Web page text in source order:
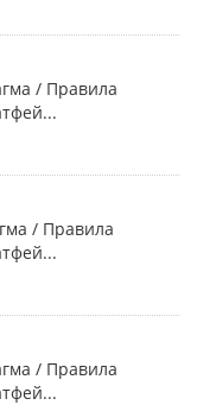
/ Правила
/ Правила
/ Правила